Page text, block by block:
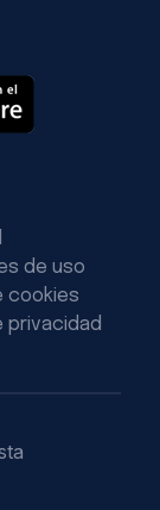
de uso
cookies
privacidad